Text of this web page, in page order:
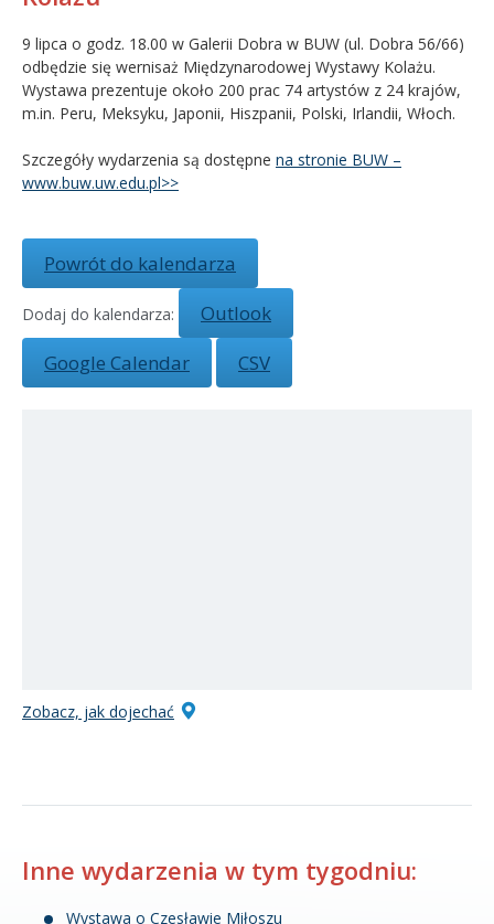
Kandydat
Absolwent
9 lipca o godz. 18.00 w Galerii Dobra w BUW (ul. Dobra 56/66)
odbędzie się wernisaż Międzynarodowej Wystawy Kolażu.
Wystawa prezentuje około 200 prac 74 artystów z 24 krajów,
m.in. Peru, Meksyku, Japonii, Hiszpanii, Polski, Irlandii, Włoch.
Szczegóły wydarzenia są dostępne na stronie BUW –
www.buw.uw.edu.pl>>
Powrót do kalendarza
Dodaj do kalendarza:
Outlook
Google Calendar
CSV
Zobacz, jak dojechać
Inne wydarzenia w tym tygodniu:
Wystawa o Czesławie Miłoszu